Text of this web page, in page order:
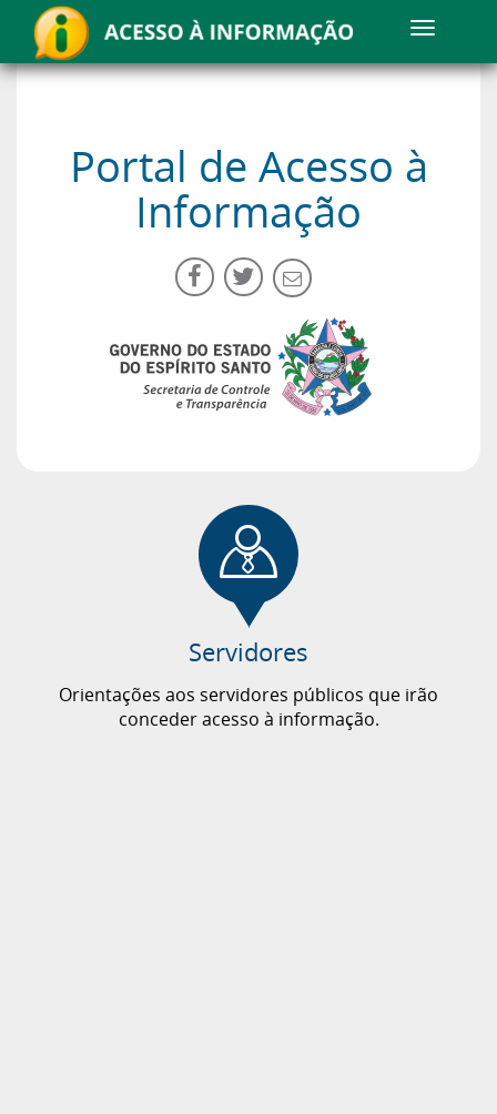
Portal de Acesso à
Informação
Transparência Pública
Informações sobre o Sistema de Transparência
Pública no Governo do Estado.